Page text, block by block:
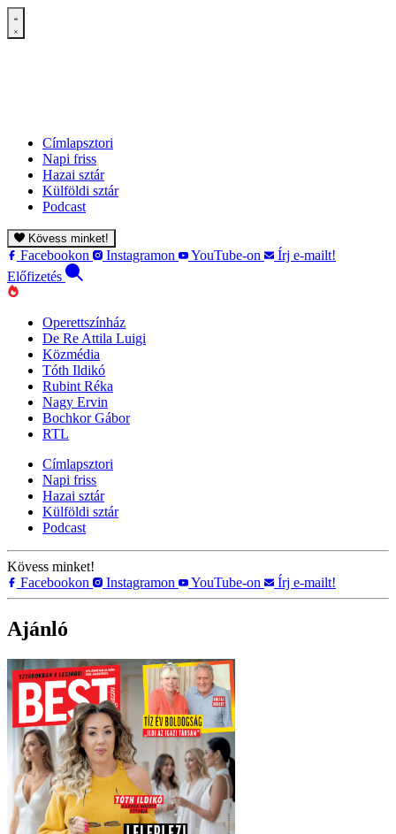
Címlapsztori
Napi friss
Hazai sztár
Külföldi sztár
Podcast
Kövess minket!
Facebookon Instagramon YouTube-on
Írj e-mailt!
Előfizetés
Operettszínház
De Re Attila Luigi
Közmédia
Tóth Ildikó
Rubint Réka
Nagy Ervin
Bochkor Gábor
RTL
Címlapsztori
Napi friss
Hazai sztár
Külföldi sztár
Podcast
Kövess minket!
Facebookon
Instagramon YouTube-on Írj e-mailt!
Ajánló